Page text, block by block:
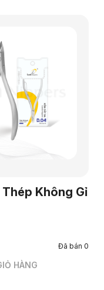
Thép Không Gỉ
Đã bán 0
HÀNG